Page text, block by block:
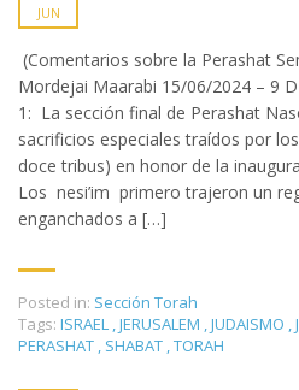
JUN
(Comentarios sobre la Perashat
Mordejai Maarabi 15/06/2024 – 9
1: La sección final de Perashat
sacrificios especiales traídos por
doce tribus) en honor de la
Los nesi’im primero trajeron un
enganchados a […]
Posted in: Sección Torah
Tags: ISRAEL ,JERUSALEM ,JUDAISMO ,
PERASHAT , SHABAT ,TORAH